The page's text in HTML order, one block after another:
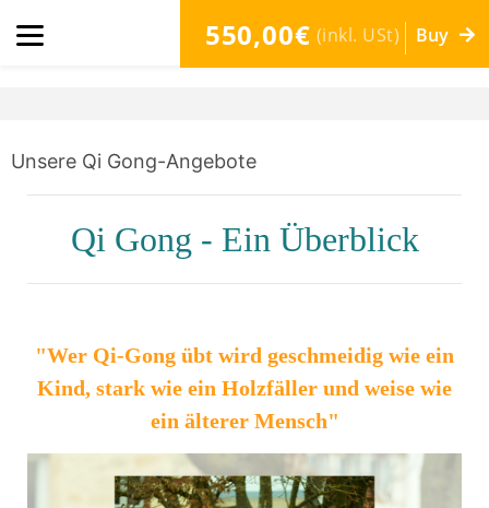
550,00€ (inkl. USt) Buy
Unsere Qi Gong-Angebote
Qi Gong - Ein Überblick
"Wer Qi-Gong übt wird geschmeidig wie ein
Kind, stark wie ein Holzfäller und weise wie
ein älterer Mensch"